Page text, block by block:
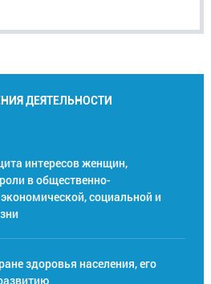
ДЕЯТЕЛЬНОСТИ
интересов женщин,
в общественно-
социальной и
здоровья населения, его